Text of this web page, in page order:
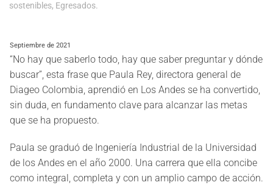
sostenibles, Egresados.
Septiembre de 2021
“No hay que saberlo todo, hay que saber preguntar y dónde
buscar”, esta frase que Paula Rey, directora general de
Diageo Colombia, aprendió en Los Andes se ha convertido,
sin duda, en fundamento clave para alcanzar las metas
que se ha propuesto.
Paula se graduó de Ingeniería Industrial de la Universidad
de los Andes en el año 2000. Una carrera que ella concibe
como integral, completa y con un amplio campo de acción.